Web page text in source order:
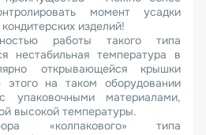
момент усадки
изделий!
работы такого типа
нестабильная температура в
открывающейся крышки
этого на таком оборудовании
упаковочными материалами,
высокой температуры.
«колпакового» типа